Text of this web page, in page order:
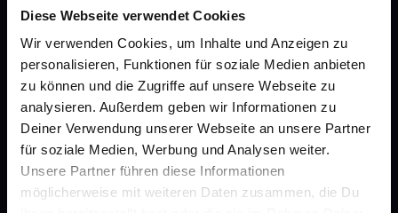
Diese Webseite verwendet Cookies
Wir verwenden Cookies, um Inhalte und Anzeigen zu
personalisieren, Funktionen für soziale Medien anbieten
zu können und die Zugriffe auf unsere Webseite zu
analysieren. Außerdem geben wir Informationen zu
Deiner Verwendung unserer Webseite an unsere Partner
für soziale Medien, Werbung und Analysen weiter.
Unsere Partner führen diese Informationen
möglicherweise mit weiteren Daten zusammen, die Du
gesund.de
Karriere
Newsletter
Barrierefreiheitserklärung